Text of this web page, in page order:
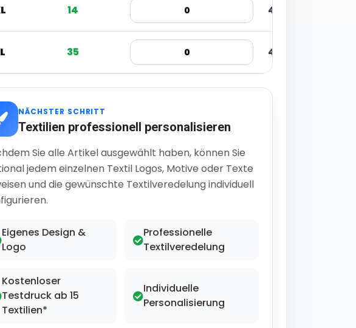
14 4,55 € inkl.
35 4,55 € inkl.
NÄCHSTER SCHRITT
Textilien professionell personalisieren
Sie alle Artikel ausgewählt haben, können Sie
jedem einzelnen Textil Logos, Motive oder Texte
und die gewünschte Textilveredelung individuell
Eigenes Design &
Logo
Professionelle
Textilveredelung
Kostenloser
Testdruck ab 15
Textilien*
Individuelle
Personalisierung